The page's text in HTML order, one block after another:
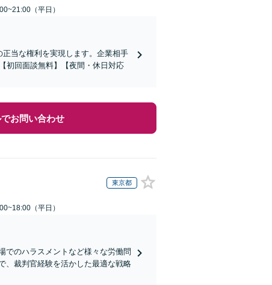
（平日）
当な権利を実現します。企業相手
初回面談無料】【夜間・休日対応
でお問い合わせ
東京都
（平日）
でのハラスメントなど様々な労働問
、裁判官経験を活かした最適な戦略